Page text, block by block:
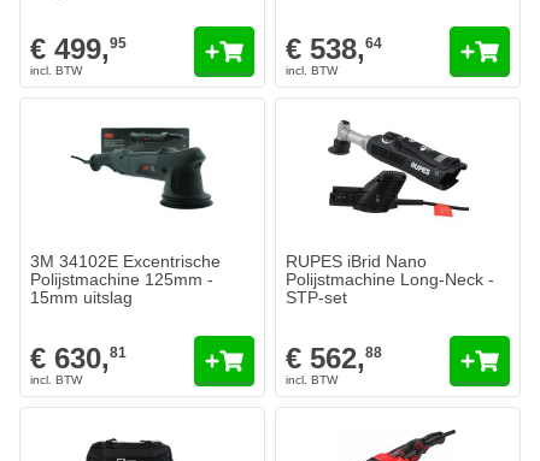
€ 499,95 € 538,64
3M 34102E Excentrische
Polijstmachine 125mm -
15mm uitslag
€ 630,81
RUPES iBrid Nano
Polijstmachine Long-Neck -
STP-set
€ 562,88